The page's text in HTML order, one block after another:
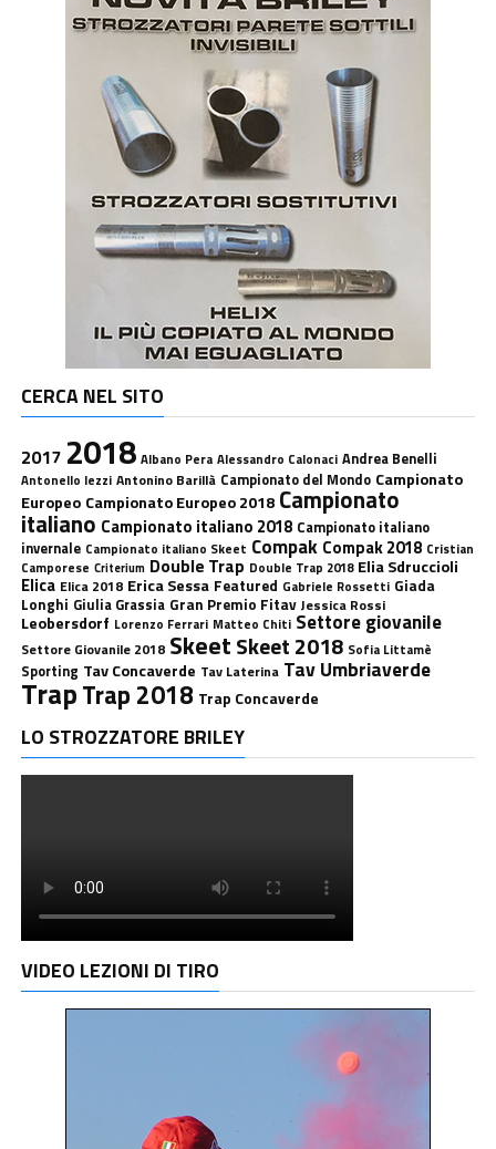
CERCA NEL SITO
2017 2018 Albano Pera Alessandro Calonaci Andrea Benelli
Antonello Iezzi Antonino Barillà Campionato del Mondo Campionato
Europeo Campionato Europeo 2018 Campionato
italiano Campionato italiano 2018 Campionato italiano
invernale Campionato italiano Skeet Compak Compak 2018 Cristian
Camporese Criterium Double Trap Double Trap 2018 Elia Sdruccioli
Elica Elica 2018 Erica Sessa Featured Gabriele Rossetti Giada
Longhi Giulia Grassia Gran Premio Fitav Jessica Rossi
Leobersdorf Lorenzo Ferrari Matteo Chiti Settore giovanile
Settore Giovanile 2018 SkeetSkeet 2018 Sofia Littamè
Sporting Tav Concaverde Tav Laterina Tav Umbriaverde
TrapTrap 2018 Trap Concaverde
LO STROZZATORE BRILEY
VIDEO LEZIONI DI TIRO